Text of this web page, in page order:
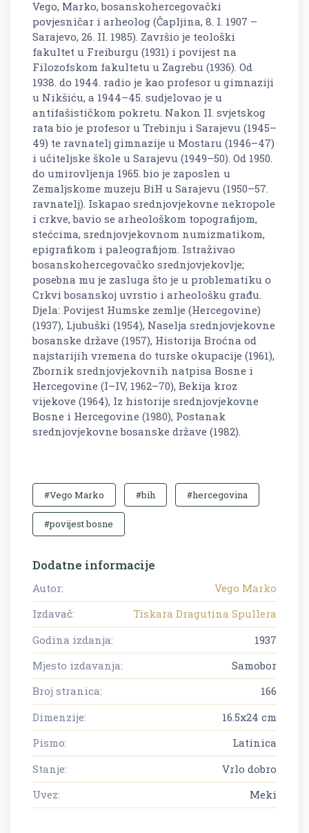
Vego, Marko, bosanskohercegovački
povjesničar i arheolog (Čapljina, 8. I. 1907 –
Sarajevo, 26. II. 1985). Završio je teološki
fakultet u Freiburgu (1931) i povijest na
Filozofskom fakultetu u Zagrebu (1936). Od
1938. do 1944. radio je kao profesor u gimnaziji
u Nikšiću, a 1944–45. sudjelovao je u
antifašističkom pokretu. Nakon II. svjetskog
rata bio je profesor u Trebinju i Sarajevu (1945–
49) te ravnatelj gimnazije u Mostaru (1946–47)
i učiteljske škole u Sarajevu (1949–50). Od 1950.
do umirovljenja 1965. bio je zaposlen u
Zemaljskome muzeju BiH u Sarajevu (1950–57.
ravnatelj). Iskapao srednjovjekovne nekropole
i crkve, bavio se arheološkom topografijom,
stećcima, srednjovjekovnom numizmatikom,
epigrafikom i paleografijom. Istraživao
bosanskohercegovačko srednjovjekovlje;
posebna mu je zasluga što je u problematiku o
Crkvi bosanskoj uvrstio i arheološku građu.
Djela: Povijest Humske zemlje (Hercegovine)
(1937), Ljubuški (1954), Naselja srednjovjekovne
bosanske države (1957), Historija Broćna od
najstarijih vremena do turske okupacije (1961),
Zbornik srednjovjekovnih natpisa Bosne i
Hercegovine (I–IV, 1962–70), Bekija kroz
vijekove (1964), Iz historije srednjovjekovne
Bosne i Hercegovine (1980), Postanak
srednjovjekovne bosanske države (1982).
#Vego Marko #bih #hercegovina
#povijest bosne
Dodatne informacije
Autor:
Vego Marko
Izdavač:
Tiskara Dragutina Spullera
Godina izdanja:
1937
Mjesto izdavanja:
Samobor
Broj stranica:
166
Dimenzije:
16.5x24 cm
Pismo:
Latinica
Stanje:
Vrlo dobro
Uvez:
Meki